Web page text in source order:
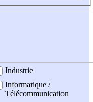
Industrie
Informatique /
Télécommunication